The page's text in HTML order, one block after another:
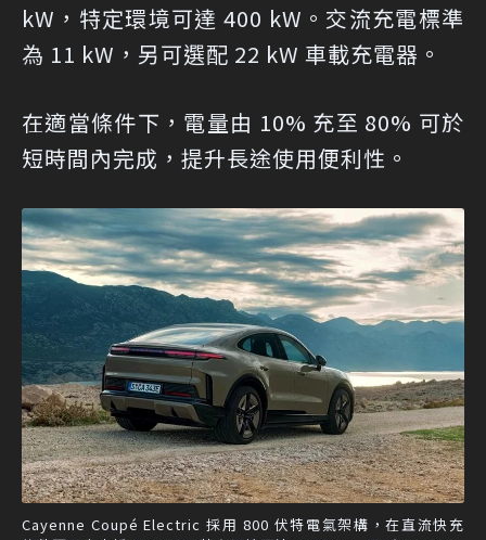
kW，特定環境可達 400 kW。交流充電標準
為 11 kW，另可選配 22 kW 車載充電器。
在適當條件下，電量由 10% 充至 80% 可於
短時間內完成，提升長途使用便利性。
Cayenne Coupé Electric 採用 800 伏特電氣架構，在直流快充